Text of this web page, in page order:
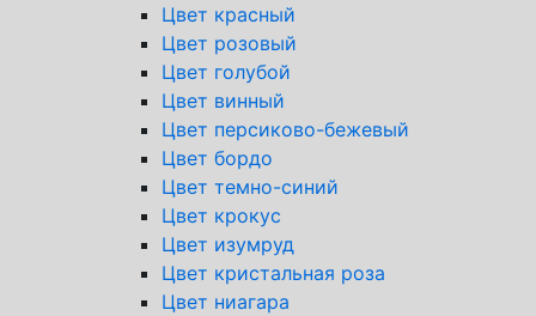
Цвет красный
Цвет розовый
Цвет голубой
Цвет винный
Цвет персиково-бежевый
Цвет бордо
Цвет темно-синий
Цвет крокус
Цвет изумруд
Цвет кристальная роза
Цвет ниагара